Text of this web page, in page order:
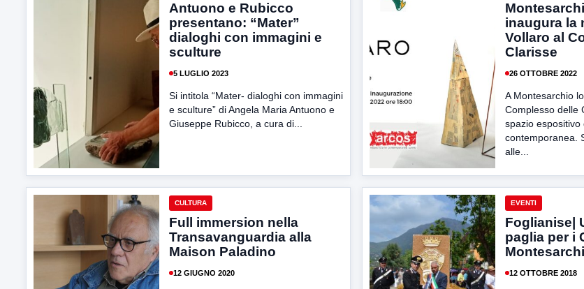
Antuono e Rubicco
presentano: “Mater”
dialoghi con immagini e
sculture
5 LUGLIO 2023
Si intitola “Mater- dialoghi con immagini
e sculture” di Angela Maria Antuono e
Giuseppe Rubicco, a cura di...
inaugura la
Vollaro al
Clarisse
26 OTTOBRE 2022
A Montesarchio
Complesso delle
spazio espositivo
contemporanea.
alle...
CULTURA
Full immersion nella
Transavanguardia alla
Maison Paladino
12 GIUGNO 2020
EVENTI
Foglianise|
paglia per i
12 OTTOBRE 2018